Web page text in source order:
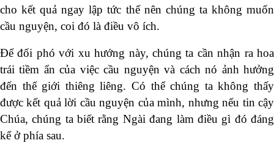
cho kết quả ngay lập tức thế nên chúng ta không muốn
cầu nguyện, coi đó là điều vô ích.
Để đối phó với xu hướng này, chúng ta cần nhận ra hoa
trái tiềm ẩn của việc cầu nguyện và cách nó ảnh hưởng
đến thế giới thiêng liêng. Có thể chúng ta không thấy
được kết quả lời cầu nguyện của mình, nhưng nếu tin cậy
Chúa, chúng ta biết rằng Ngài đang làm điều gì đó đáng
kể ở phía sau.